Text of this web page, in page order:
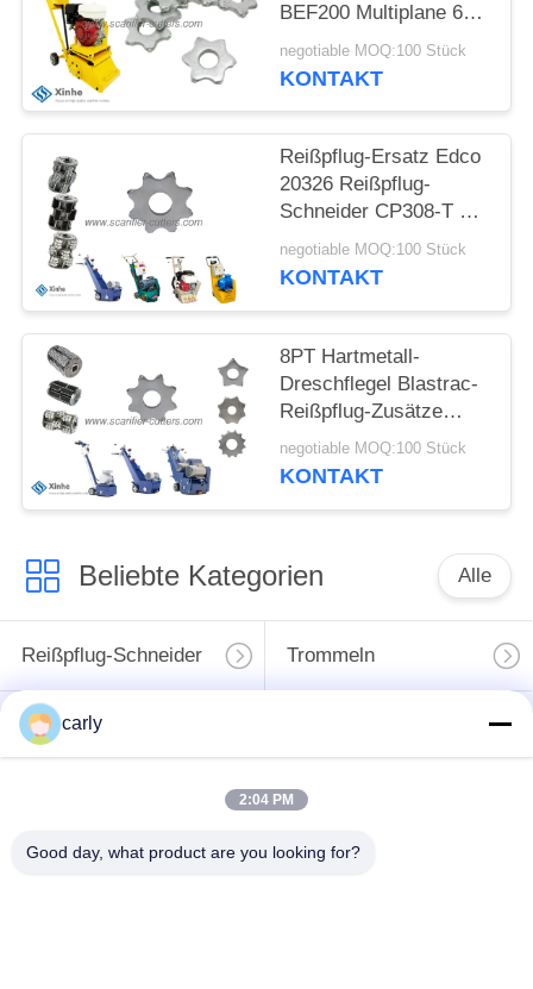
DATENSCHUTZ-
BESTIMMUNGEN
BEF200 Multiplane 6
Punkte TCT-
Prägekarbid-Reißpflug-
negotiable MOQ:100 Stück
KONTAKT
Reißpflug-Ersatz Edco
20326 Reißpflug-
Schneider CP308-T 8
Punkt-Hartmetall-
Schneider
negotiable MOQ:100 Stück
KONTAKT
8PT Hartmetall-
Dreschflegel Blastrac-
Reißpflug-Zusätze
Beton u. Hobel-Ersatz
negotiable MOQ:100 Stück
KONTAKT
Beliebte Kategorien Alle
Reißpflug-Schneider Trommeln
Skalifizierer
Schächte und
Schneidmaschinen
Von-Arx-Karbid-Tipp-
Zubehör für Beton-
carly
2:04 PM
Good day, what product are you looking for?